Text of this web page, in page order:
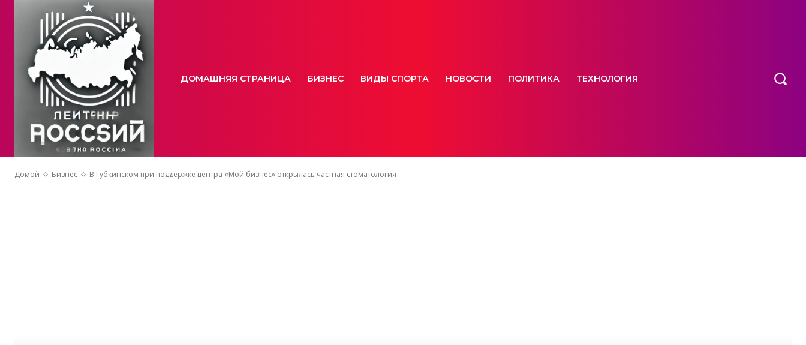
ДОМАШНЯЯ СТРАНИЦА БИЗНЕС ВИДЫ СПОРТА НОВОСТИ ПОЛИТИКА ТЕХНОЛОГИЯ
Домой Бизнес В Губкинском при поддержке центра «Мой бизнес» открылась частная стоматология